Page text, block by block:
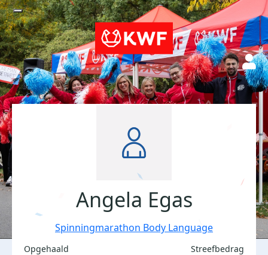
Angela Egas
Spinningmarathon Body Language
Opgehaald Streefbedrag